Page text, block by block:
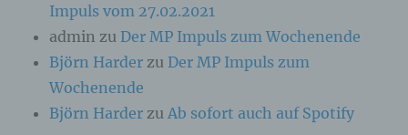
Impuls vom 27.02.2021
admin zu Der MP Impuls zum Wochenende
Björn Harder zu Der MP Impuls zum
Wochenende
Björn Harder zu Ab sofort auch auf Spotify
automatisierter Verfahren ausgeführte Vorgang
oder jede solche Vorgangsreihe im
Zusammenhang mit personenbezogenen Daten
wie das Erheben, das Erfassen, die
Organisation, das Ordnen, die Speicherung, die
Anpassung oder Veränderung, das Auslesen,
das Abfragen, die Verwendung, die Offenlegung